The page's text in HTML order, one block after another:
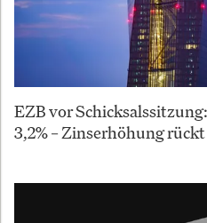
EZB vor
3,2% – Zinserhöhung